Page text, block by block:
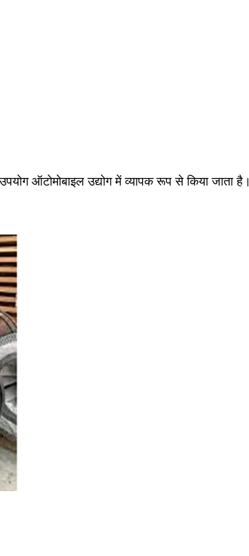
ऑटोमोबाइल उद्योग में व्यापक रूप से किया जाता है।